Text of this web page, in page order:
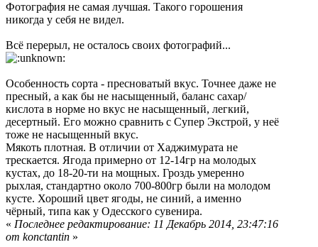
Фотография не самая лучшая. Такого горошения
никогда у себя не видел.
Всё перерыл, не осталось своих фотографий...
Особенность сорта - пресноватый вкус. Точнее даже не
пресный, а как бы не насыщенный, баланс сахар/
кислота в норме но вкус не насыщенный, легкий,
десертный. Его можно сравнить с Супер Экстрой, у неё
тоже не насыщенный вкус.
Мякоть плотная. В отличии от Хаджимурата не
трескается. Ягода примерно от 12-14гр на молодых
кустах, до 18-20-ти на мощных. Гроздь умеренно
рыхлая, стандартно около 700-800гр были на молодом
кусте. Хороший цвет ягоды, не синий, а именно
чёрный, типа как у Одесского сувенира.
« Последнее редактирование: 11 Декабрь 2014, 23:47:16
от konctantin »